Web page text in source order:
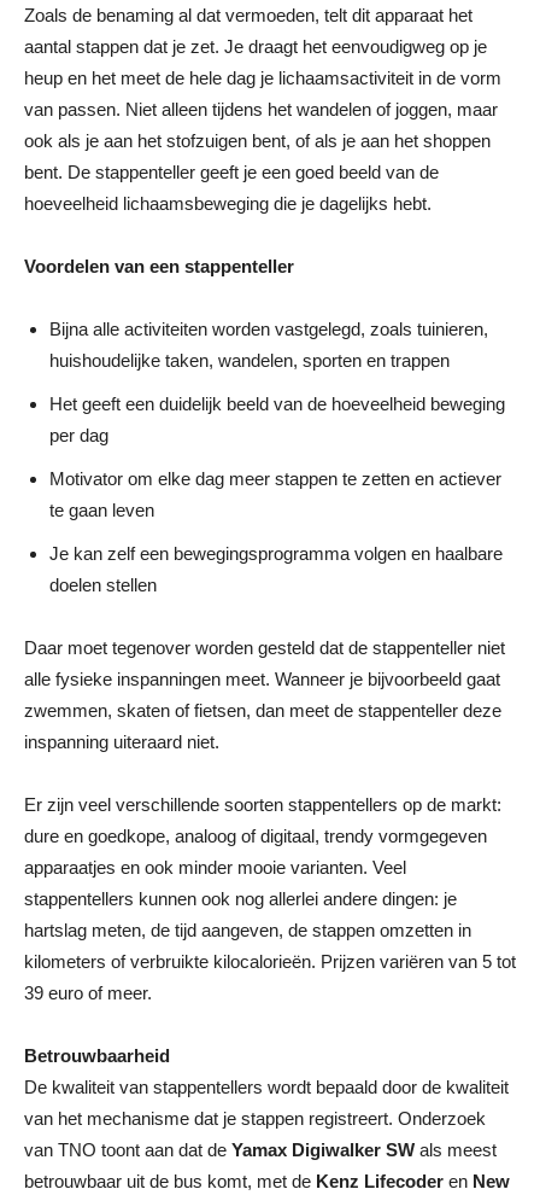
Zoals de benaming al dat vermoeden, telt dit apparaat het
aantal stappen dat je zet. Je draagt het eenvoudigweg op je
heup en het meet de hele dag je lichaamsactiviteit in de vorm
van passen. Niet alleen tijdens het wandelen of joggen, maar
ook als je aan het stofzuigen bent, of als je aan het shoppen
bent. De stappenteller geeft je een goed beeld van de
hoeveelheid lichaamsbeweging die je dagelijks hebt.
Voordelen van een stappenteller
Bijna alle activiteiten worden vastgelegd, zoals tuinieren,
huishoudelijke taken, wandelen, sporten en trappen
Het geeft een duidelijk beeld van de hoeveelheid beweging
per dag
Motivator om elke dag meer stappen te zetten en actiever
te gaan leven
Je kan zelf een bewegingsprogramma volgen en haalbare
doelen stellen
Daar moet tegenover worden gesteld dat de stappenteller niet
alle fysieke inspanningen meet. Wanneer je bijvoorbeeld gaat
zwemmen, skaten of fietsen, dan meet de stappenteller deze
inspanning uiteraard niet.
Er zijn veel verschillende soorten stappentellers op de markt:
dure en goedkope, analoog of digitaal, trendy vormgegeven
apparaatjes en ook minder mooie varianten. Veel
stappentellers kunnen ook nog allerlei andere dingen: je
hartslag meten, de tijd aangeven, de stappen omzetten in
kilometers of verbruikte kilocalorieën. Prijzen variëren van 5 tot
39 euro of meer.
Betrouwbaarheid
De kwaliteit van stappentellers wordt bepaald door de kwaliteit
van het mechanisme dat je stappen registreert. Onderzoek
van TNO toont aan dat de Yamax Digiwalker SW als meest
betrouwbaar uit de bus komt, met de Kenz Lifecoder en New